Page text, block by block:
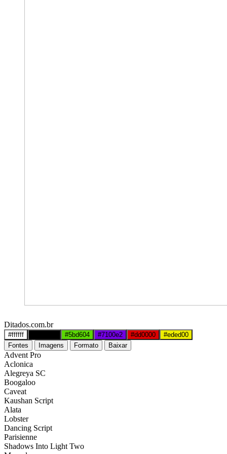
Ditados.com.br
#ffffff #5bd604 #7100e2 #dd0000
#eded00
Fontes
Imagens Formato Baixar
Advent Pro
Aclonica
Alegreya SC
Boogaloo
Caveat
Kaushan Script
Alata
Lobster
Dancing Script
Parisienne
Shadows Into Light Two